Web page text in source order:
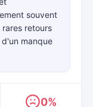
souvent
retours
manque
0%